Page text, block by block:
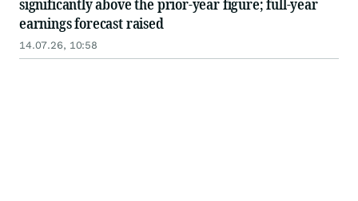
significantly above the prior-year figure; full-year
earnings forecast raised
14.07.26, 10:58